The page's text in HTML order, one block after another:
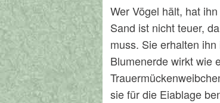
Wer Vögel hält, hat
Sand ist nicht teuer,
muss. Sie erhalten
Blumenerde wirkt wie
sie für die Eiablage